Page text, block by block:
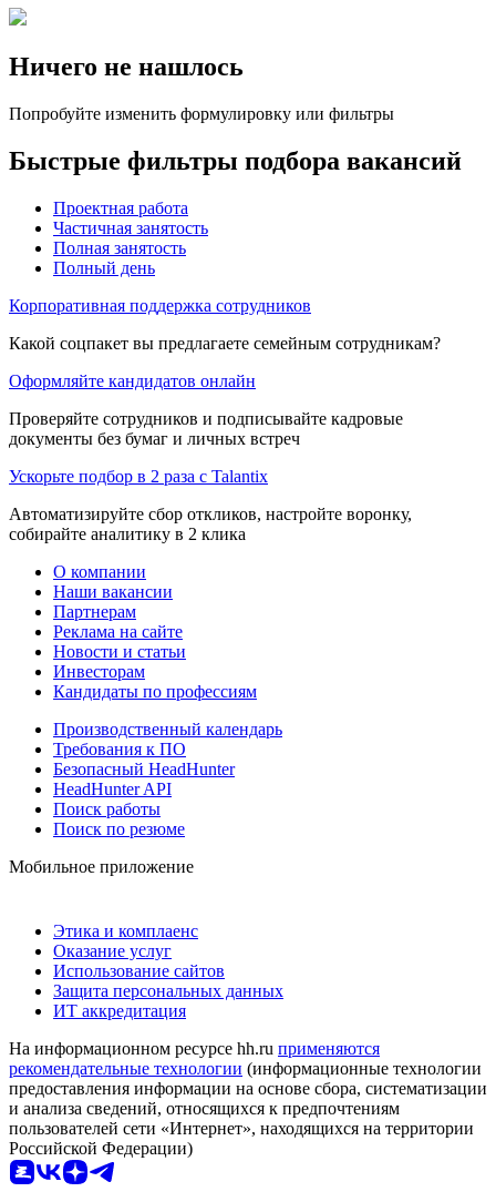
Ничего не нашлось
Попробуйте изменить формулировку или фильтры
Быстрые фильтры подбора вакансий
Проектная работа
Частичная занятость
Полная занятость
Полный день
Корпоративная поддержка сотрудников
Какой соцпакет вы предлагаете семейным сотрудникам?
Оформляйте кандидатов онлайн
Проверяйте сотрудников и подписывайте кадровые
документы без бумаг и личных встреч
Ускорьте подбор в 2 раза с Talantix
Автоматизируйте сбор откликов, настройте воронку,
собирайте аналитику в 2 клика
О компании
Наши вакансии
Партнерам
Реклама на сайте
Новости и статьи
Инвесторам
Кандидаты по профессиям
Производственный календарь
Требования к ПО
Безопасный HeadHunter
HeadHunter API
Поиск работы
Поиск по резюме
Мобильное приложение
Этика и комплаенс
Оказание услуг
Использование сайтов
Защита персональных данных
ИТ аккредитация
На информационном ресурсе hh.ru применяются
рекомендательные технологии (информационные технологии
предоставления информации на основе сбора, систематизации
и анализа сведений, относящихся к предпочтениям
пользователей сети «Интернет», находящихся на территории
Российской Федерации)